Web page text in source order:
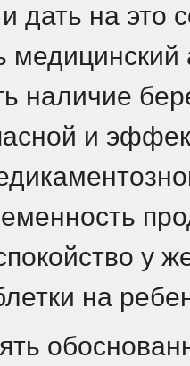
дать на это
наличие
и
у
на